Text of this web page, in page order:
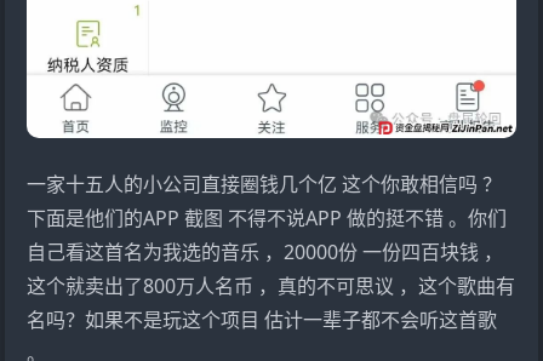
一家十五人的小公司直接圈钱几个亿 这个你敢相信吗 ？
下面是他们的APP 截图 不得不说APP 做的挺不错 。你们
自己看这首名为我选的音乐 ，20000份 一份四百块钱 ，
这个就卖出了800万人名币 ，真的不可思议 ，这个歌曲有
名吗？如果不是玩这个项目 估计一辈子都不会听这首歌
。